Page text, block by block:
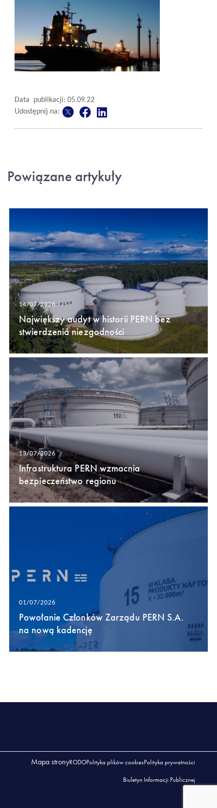
Data publikacji: 05.09.22
Udostępnij na:
Powiązane artykuły
14/07/2026
Największy audyt w historii PERN bez
stwierdzenia niezgodności
13/07/2026
Infrastruktura PERN wzmacnia
bezpieczeństwo regionu
01/07/2026
Powołanie Członków Zarządu PERN S.A.
na nową kadencję
Mapa stronyRODOPolityka plików cookiesPolityka prywatności
Biuletyn Informacji Publicznej